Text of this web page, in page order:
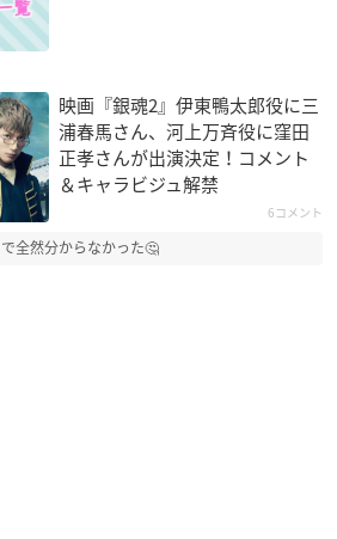
映画『銀魂2』伊東鴨太郎役に三
浦春馬さん、河上万斉役に窪田
正孝さんが出演決定！コメント
＆キャラビジュ解禁
6コメント
全然分からなかった🤔